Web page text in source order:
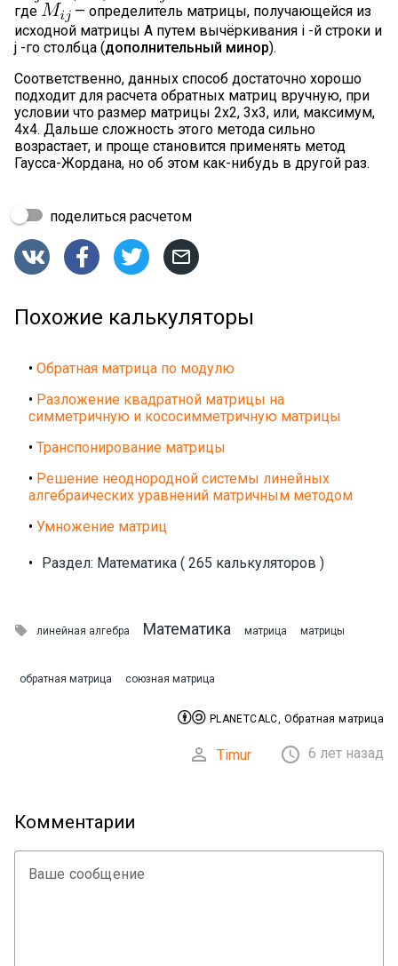
где
— определитель матрицы, получающейся из
исходной матрицы A путем вычёркивания i -й строки и
j -го столбца (дополнительный минор).
Соответственно, данных способ достаточно хорошо
подходит для расчета обратных матриц вручную, при
условии что размер матрицы 2х2, 3x3, или, максимум,
4x4. Дальше сложность этого метода сильно
возрастает, и проще становится применять метод
Гаусса-Жордана, но об этом как-нибудь в другой раз.
поделиться расчетом
   
Похожие калькуляторы
• Обратная матрица по модулю
• Разложение квадратной матрицы на
симметричную и кососимметричную матрицы
• Транспонирование матрицы
• Решение неоднородной системы линейных
алгебраических уравнений матричным методом
• Умножение матриц
• Раздел: Математика ( 265 калькуляторов )
 линейная алгебра Математика матрица матрицы
обратная матрица союзная матрица
 PLANETCALC, Обратная матрица
 Timur  6 лет назад
Комментарии
Ваше сообщение